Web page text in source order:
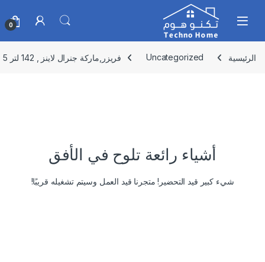
Skip to navigation
Skip to content
0
الرئيسية Uncategorized فريزر,ماركة جنرال لاينز , 142 لتر 5 قدم ,GLCF151D
أشياء رائعة تلوح في الأفق
شيء كبير قيد التحضير! متجرنا قيد العمل وسيتم تشغيله قريبًا!